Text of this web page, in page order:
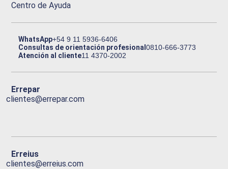
Centro de Ayuda
WhatsApp+54 9 11 5936-6406
Consultas de orientación profesional0810-666-3773
Atención al cliente11 4370-2002
Errepar
clientes@errepar.com
Erreius
clientes@erreius.com